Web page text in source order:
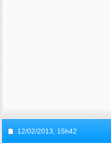
12/02/2013, 15h42